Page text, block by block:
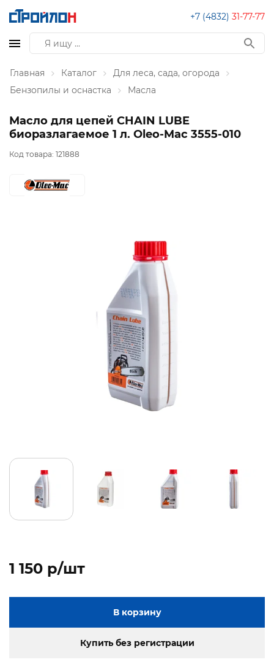
+7 (4832) 31-77-77
Главная Каталог
Для леса, сада, огорода
Бензопилы и оснастка
Масла
Масло для цепей CHAIN LUBE
биоразлагаемое 1 л. Oleo-Mac 3555-010
Код товара: 121888
1 150 p/шт
В корзину
Купить без регистрации